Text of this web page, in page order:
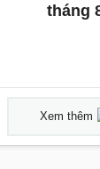
tháng
Xem thêm